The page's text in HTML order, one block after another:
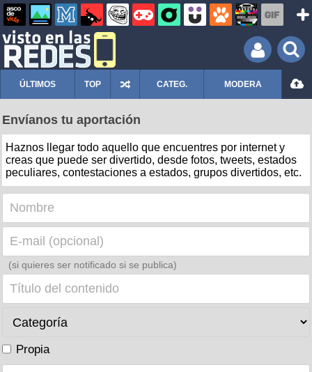
ÚLTIMOS TOP CATEG. MODERA
Envíanos tu aportación
Haznos llegar todo aquello que encuentres por internet y
creas que puede ser divertido, desde fotos, tweets, estados
peculiares, contestaciones a estados, grupos divertidos, etc.
(si quieres ser notificado si se publica)
Propia